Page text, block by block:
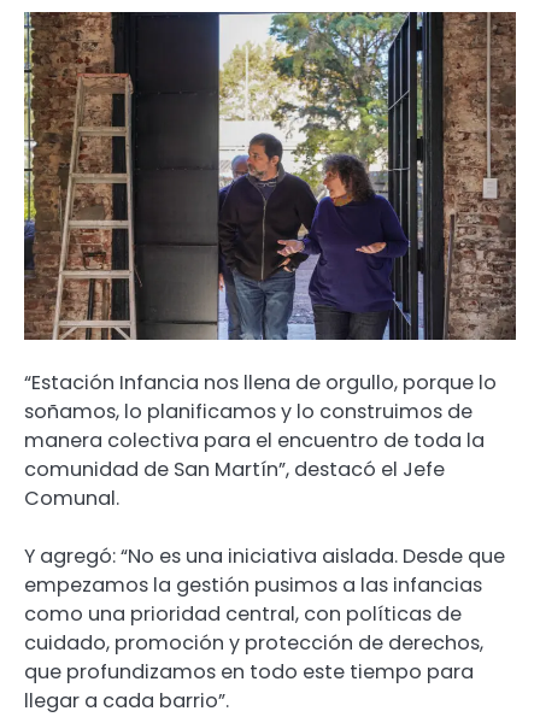
“Estación Infancia nos llena de orgullo, porque lo
soñamos, lo planificamos y lo construimos de
manera colectiva para el encuentro de toda la
comunidad de San Martín”, destacó el Jefe
Comunal.
Y agregó: “No es una iniciativa aislada. Desde que
empezamos la gestión pusimos a las infancias
como una prioridad central, con políticas de
cuidado, promoción y protección de derechos,
que profundizamos en todo este tiempo para
llegar a cada barrio”.